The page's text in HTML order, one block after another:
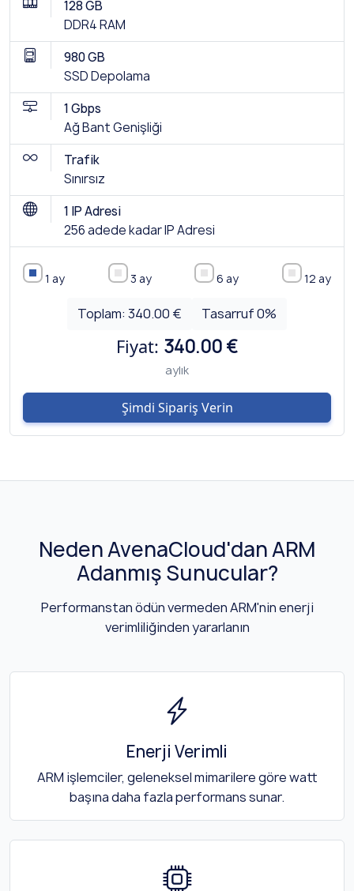
128 GB
DDR4 RAM
980 GB
SSD Depolama
1 Gbps
Ağ Bant Genişliği
Trafik
Sınırsız
1 IP Adresi
256 adede kadar IP Adresi
1 ay 3 ay 6 ay 12 ay
Toplam: 340.00 € Tasarruf0%
Fiyat: 340.00 €
aylık
Şimdi Sipariş Verin
Neden AvenaCloud'dan ARM
Adanmış Sunucular?
Performanstan ödün vermeden ARM'nin enerji
verimliliğinden yararlanın
Enerji Verimli
ARM işlemciler, geleneksel mimarilere göre watt
başına daha fazla performans sunar.